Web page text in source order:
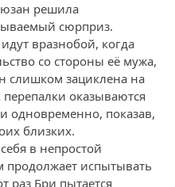
решила
сюрприз.
вразнобой, когда
со стороны её мужа,
слишком зациклена на
оказываются
одновременно, показав,
близких.
в непростой
продолжает испытывать
раз Бри пытается